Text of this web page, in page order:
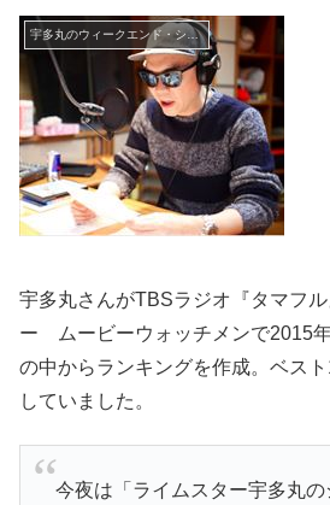
宇多丸のウィークエンド・シャッフル
宇多丸さんがTBSラジオ『タマフル
ー ムービーウォッチメンで2015
の中からランキングを作成。ベス
していました。
今夜は「ライムスター宇多丸